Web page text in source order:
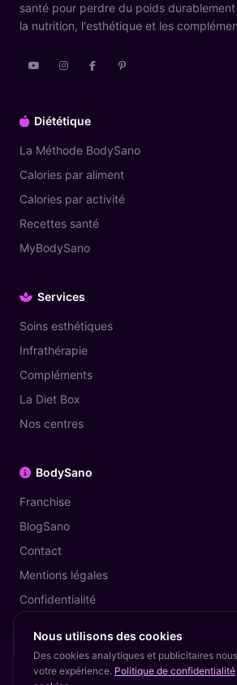
santé pour perdre du poids
la nutrition, l'esthétique et les
Diététique
La Méthode BodySano
Calories par aliment
Calories par activité
Recettes santé
MyBodySano
Services
Soins esthétiques
Infrathérapie
Compléments
La Diet Box
Nos centres
BodySano
Franchise
BlogSano
Contact
Mentions légales
Confidentialité
© 2026 BodySano — The Diet Coach.
Nous utilisons des cookies
Des cookies analytiques et publicitaires
votre expérience. Politique de confidentialité